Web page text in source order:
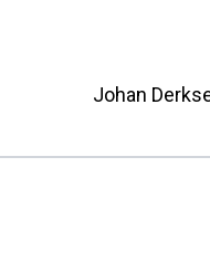
Johan